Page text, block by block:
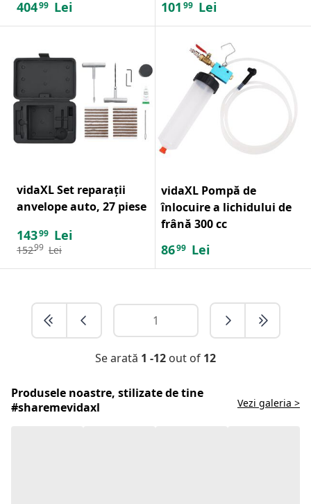
40499 Lei 101 99 Lei
vidaXL Set reparații
anvelope auto, 27 piese
14399 Lei
15299 Lei
vidaXL Pompă de
înlocuire a lichidului de
frână 300 cc
8699 Lei
Se arată 1 -12 out of 12
Produsele noastre, stilizate de tine
#sharemevidaxl
Vezi galeria >